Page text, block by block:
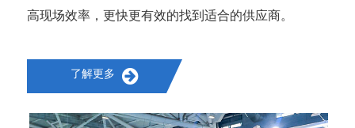
高现场效率，更快更有效的找到适合的供应商。
了解更多